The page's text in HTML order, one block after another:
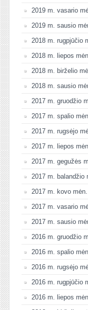
2019 m. vasario
2019 m. sausio
2018 m. rugpjūčio
2018 m. liepos
2018 m. birželio
2018 m. sausio
2017 m. gruodžio
2017 m. spalio
2017 m. rugsėjo
2017 m. liepos
2017 m. gegužės
2017 m. balandžio
2017 m. kovo mėn.
2017 m. vasario
2017 m. sausio
2016 m. gruodžio
2016 m. spalio
2016 m. rugsėjo
2016 m. rugpjūčio
2016 m. liepos